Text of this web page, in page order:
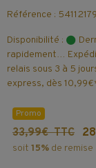
Référence :
Disponibilité :
rapidement…
relais sous 3 à 5
express, dès
Promo
33,99€ TTC
soit 15% de remise